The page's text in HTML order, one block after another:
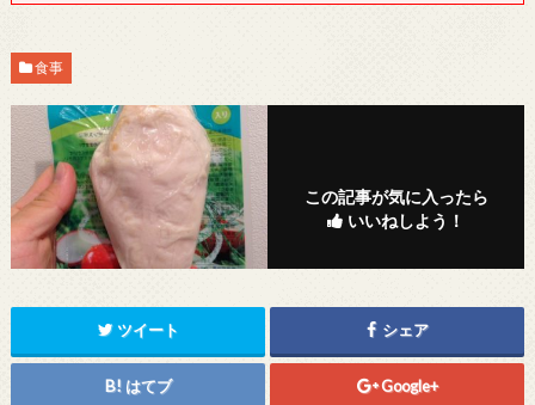
食事
この記事が気に入ったら
いいねしよう！
ツイート シェア
はてブ Google+